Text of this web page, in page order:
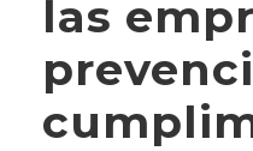
las